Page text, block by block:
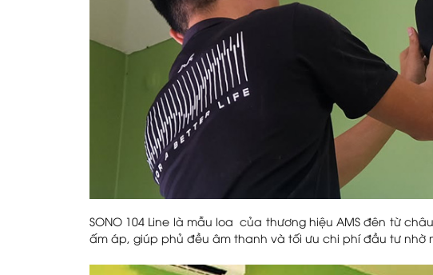
SONO 104 Line là mẫu loa của thương hiệu AMS đên từ
ấm áp, giúp phủ đều âm thanh và tối ưu chi phí đầu tư nhờ